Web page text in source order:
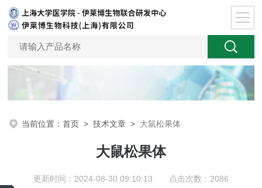
当前位置：首页 >技术文章 > 大鼠松果体
大鼠松果体
更新时间：2024-08-30 09:10:13 点击次数：2086